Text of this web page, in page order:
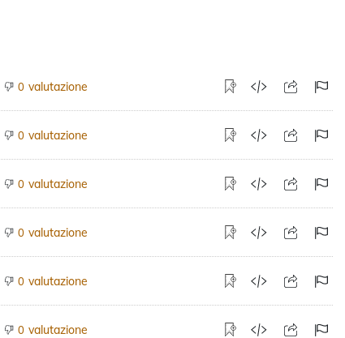
0 valutazione
0 valutazione
0 valutazione
0 valutazione
0 valutazione
0 valutazione